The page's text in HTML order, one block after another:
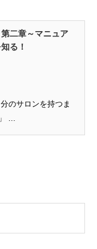
二章～マニュア
る！
のサロンを持つま
...